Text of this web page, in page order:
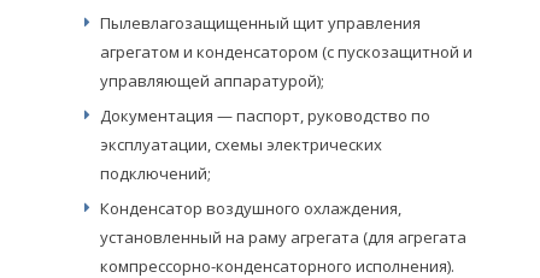
Пылевлагозащищенный щит управления
агрегатом и конденсатором (с пускозащитной и
управляющей аппаратурой);
Документация — паспорт, руководство по
эксплуатации, схемы электрических
подключений;
Конденсатор воздушного охлаждения,
установленный на раму агрегата (для агрегата
компрессорно-конденсаторного исполнения).